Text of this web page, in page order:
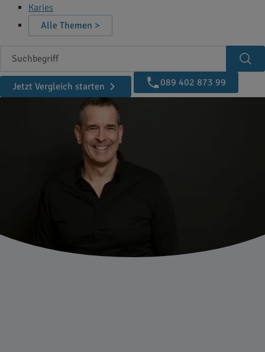
Karies
Alle Themen >
Suchbegriff
Jetzt Vergleich starten
089 402 873 99